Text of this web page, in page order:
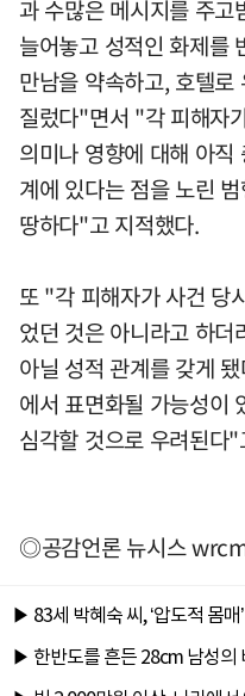
과 수많은 메시지를 주
늘어놓고 성적인 화제를
만남을 약속하고, 호텔로
질렀다"면서 "각 피해자
의미나 영향에 대해 아
계에 있다는 점을 노린
땅하다"고 지적했다.
또 "각 피해자가 사건 당
었던 것은 아니라고 하
아닐 성적 관계를 갖게
에서 표면화될 가능성이
심각할 것으로 우려된다
◎공감언론 뉴시스